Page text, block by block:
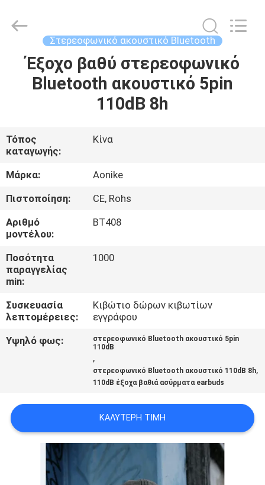
ΣΠΊΤΙ
ΠΕΡΊΠΟΥ
ΕΜΕΊΣ
ΓΎΡΟΣ
ΕΡΓΟΣΤΑΣΊΩΝ
ΠΟΙΟΤΙΚΌΣ
ΈΛΕΓΧΟΣ
ΜΑΣ
ΕΛΆΤΕ
ΣΕ
ΖΗΤΉΣΤΕ
ΑΠΌΣΠΑΣΜΑ
Electronics
Co,ltd.
Reserved.
Στερεοφωνικό ακουστικό Bluetooth
Έξοχο βαθύ στερεοφωνικό
Bluetooth ακουστικό 5pin
110dB 8h
Τόπος
καταγωγής:
Κίνα
Μάρκα:
Aonike
Πιστοποίηση:
CE, Rohs
Αριθμό
μοντέλου:
BT408
Ποσότητα
παραγγελίας
min:
1000
Συσκευασία
λεπτομέρειες:
Κιβώτιο δώρων κιβωτίων
εγγράφου
Υψηλό φως:
στερεοφωνικό Bluetooth ακουστικό 5pin
110dB
,
στερεοφωνικό Bluetooth ακουστικό 110dB 8h,
110dB έξοχα βαθιά ασύρματα earbuds
ΚΑΛΎΤΕΡΗ ΤΙΜΉ